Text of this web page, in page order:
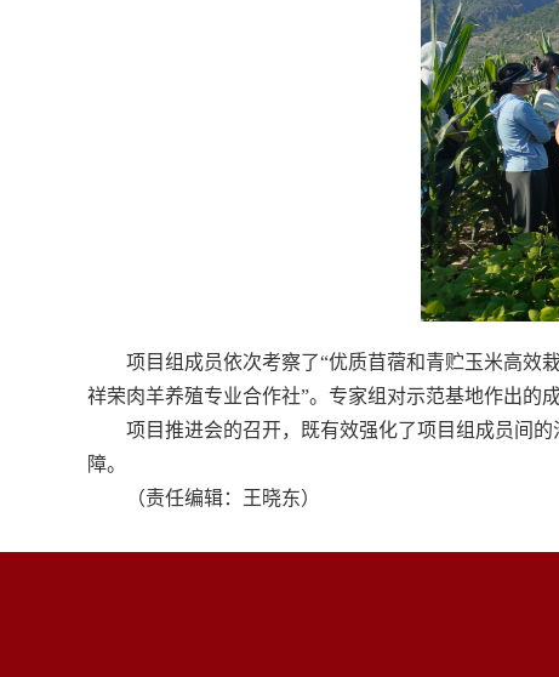
项目组成员依次考察了“优质苜蓿和青贮玉米高效
祥荣肉羊养殖专业合作社”。专家组对示范基地作出的
项目推进会的召开，既有效强化了项目组成员间
障。
（责任编辑：王晓东）